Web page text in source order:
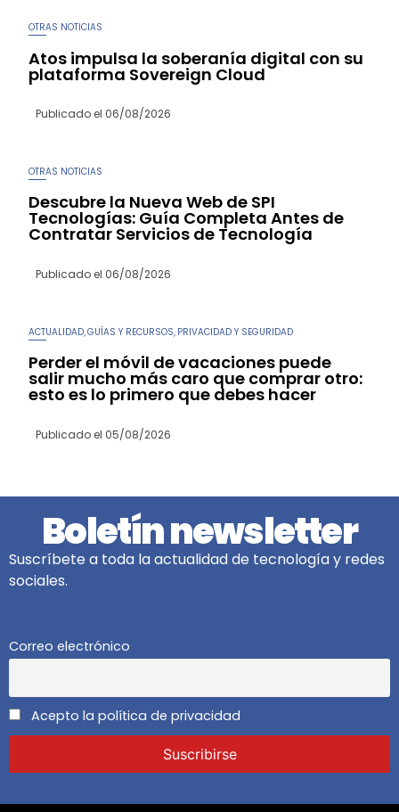
OTRAS NOTICIAS
Atos impulsa la soberanía digital con su
plataforma Sovereign Cloud
Publicado el 06/08/2026
OTRAS NOTICIAS
Descubre la Nueva Web de SPI
Tecnologías: Guía Completa Antes de
Contratar Servicios de Tecnología
Publicado el 06/08/2026
ACTUALIDAD ,GUÍAS Y RECURSOS PRIVACIDAD Y SEGURIDAD
Perder el móvil de vacaciones puede
salir mucho más caro que comprar otro:
esto es lo primero que debes hacer
Publicado el 05/08/2026
Boletín newsletter
Suscríbete a toda la actualidad de tecnología y redes
sociales.
Correo electrónico
Acepto la política de privacidad